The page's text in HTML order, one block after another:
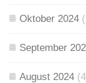
Oktober 2024
September
August 2024